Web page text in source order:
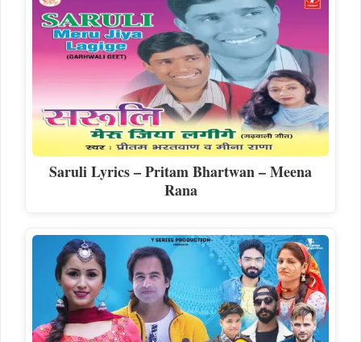
Saruli Lyrics – Pritam Bhartwan – Meena
Rana